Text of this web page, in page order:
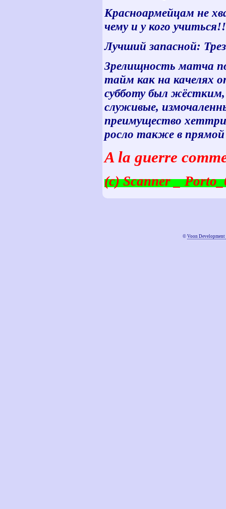
Красноармейцам не
чему и у кого
Лучший запасной:
Зрелищность матча
тайм как на качелях
субботу был
служивые,
преимущество
росло также в
A la guerre
(c) Scanner _
© Voon Development